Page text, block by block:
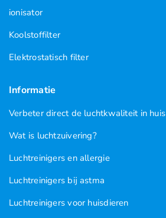
ionisator
Koolstoffilter
Elektrostatisch filter
Informatie
Verbeter direct de luchtkwaliteit in huis
Wat is luchtzuivering?
Luchtreinigers en allergie
Luchtreinigers bij astma
Luchtreinigers voor huisdieren